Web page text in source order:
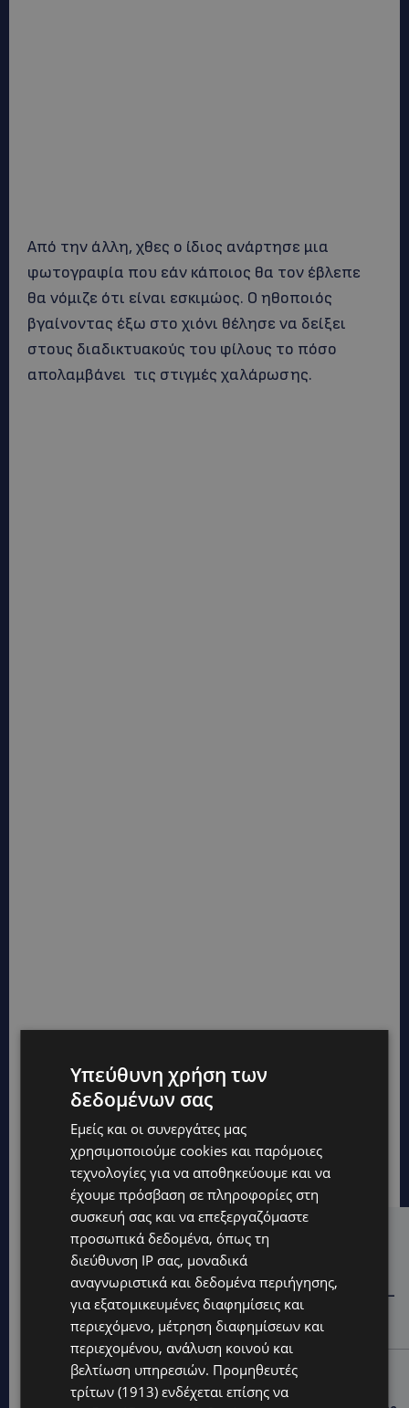
Από την άλλη, χθες ο ίδιος ανάρτησε μια
φωτογραφία που εάν κάποιος θα τον έβλεπε
θα νόμιζε ότι είναι εσκιμώος. Ο ηθοποιός
βγαίνοντας έξω στο χιόνι θέλησε να δείξει
στους διαδικτυακούς του φίλους το πόσο
απολαμβάνει τις στιγμές χαλάρωσης.
Hot this week
ΓΕΝΕΘΛΙΟΣ ΗΜΕΡΑ: Η ηλικία είναι μόνο ένας αριθμός –
Οι άνθρωποι και οι στιγμές είναι η πραγματική μας
ιστορία
STORIES
ΕΛΕΝΑ ΑΝΤΩΝΙΑΔΟΥ: Αγώνας ζωής για τη 37χρονη
Υπεύθυνη χρήση των
δεδομένων σας
Εμείς και οι συνεργάτες μας
χρησιμοποιούμε cookies και παρόμοιες
τεχνολογίες για να αποθηκεύουμε και να
έχουμε πρόσβαση σε πληροφορίες στη
συσκευή σας και να επεξεργαζόμαστε
προσωπικά δεδομένα, όπως τη
διεύθυνση IP σας, μοναδικά
αναγνωριστικά και δεδομένα περιήγησης,
για εξατομικευμένες διαφημίσεις και
περιεχόμενο, μέτρηση διαφημίσεων και
περιεχομένου, ανάλυση κοινού και
βελτίωση υπηρεσιών. Προμηθευτές
τρίτων (1913) ενδέχεται επίσης να